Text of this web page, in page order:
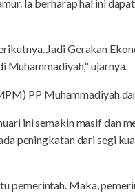
Ia berharap hal ini
Jadi Gerakan
Muhammadiyah," ujarnya.
PP Muhammadiyah
ini semakin masif dan
peningkatan dari segi
pemerintah. Maka,